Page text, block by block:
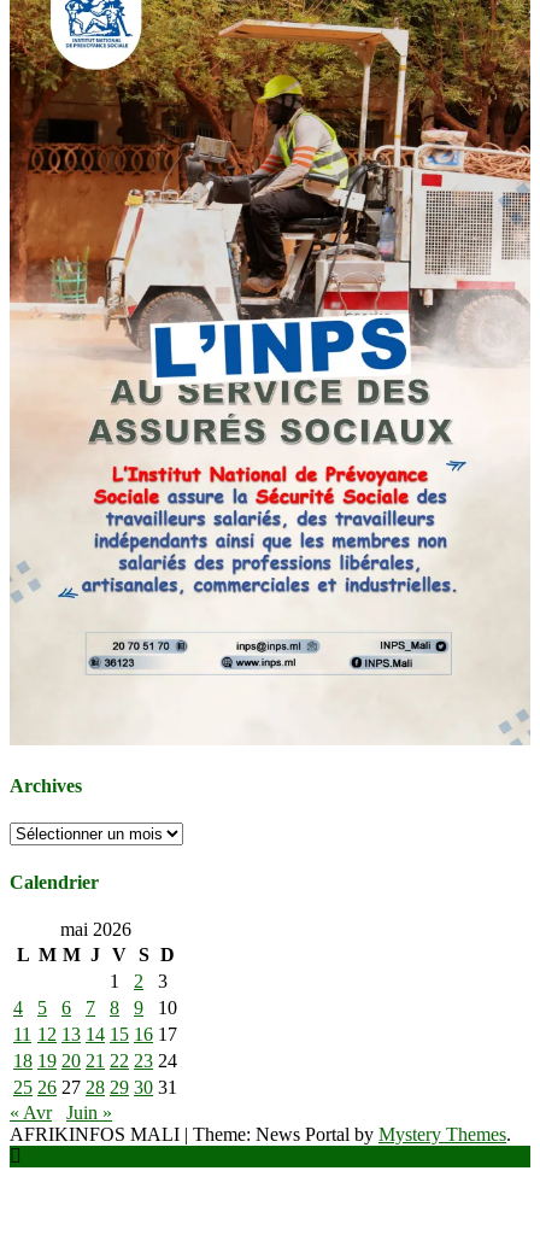
Archives
Archives
Calendrier
mai 2026
L M M J V S D
1
2
3
4
5 6 7 8 9
10
11 12 13 14 15 16 17
18 19 20 21 22 23 24
25 26 27 28 29 30 31
« Avr
Juin »
AFRIKINFOS MALI | Theme: News Portal by Mystery Themes.